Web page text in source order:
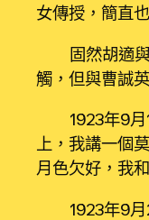
女傳授，簡直
固然胡適
觸，但與曹誠
1923年9
上，我講一個
月色欠好，我
1923年9